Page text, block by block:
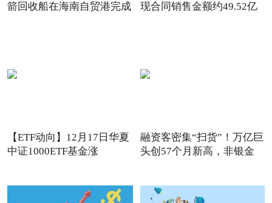
箭回收船在海南自贸港完成
现合同销售金额约49.52亿
【ETF动向】12月17日华夏
中证1000ETF基金涨
融资客密集“扫货”！万亿巨
头创57个月新高，非银金